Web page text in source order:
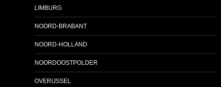
LIMBURG
NOORD-BRABANT
NOORD-HOLLAND
NOORDOOSTPOLDER
OVERIJSSEL